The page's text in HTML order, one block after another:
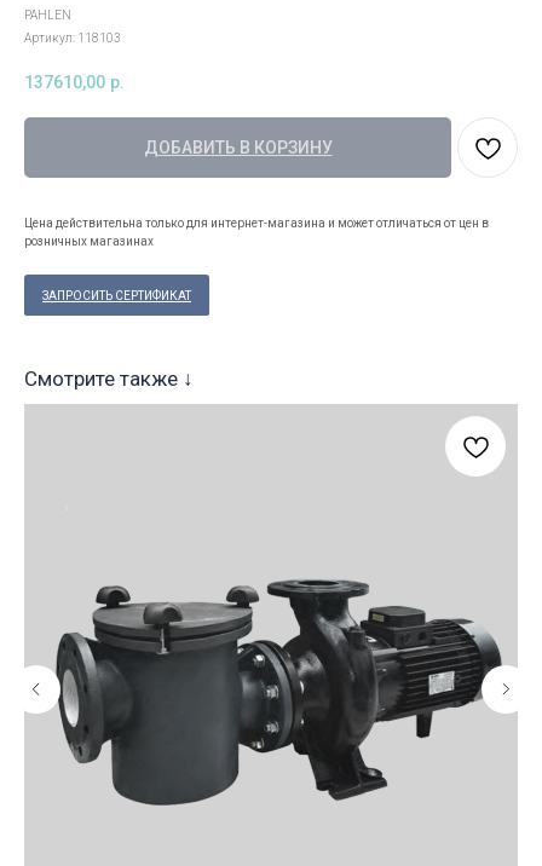
PAHLEN
Артикул: 118103
137610,00 р.
ДОБАВИТЬ В КОРЗИНУ
Цена действительна только для интернет-магазина и может отличаться от цен в
розничных магазинах
ЗАПРОСИТЬ СЕРТИФИКАТ
Смотрите также ↓